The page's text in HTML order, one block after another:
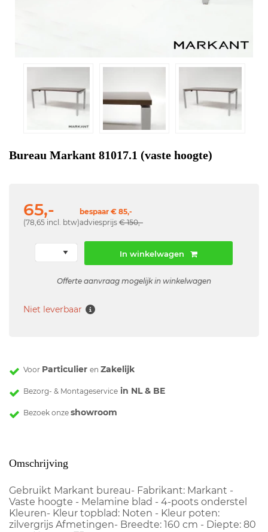
Bureau Markant 81017.1 (vaste hoogte)
65,-
(78,65 incl. btw)
bespaar € 85,-
adviesprijs € 150,-
In winkelwagen
Offerte aanvraag mogelijk in winkelwagen
Niet leverbaar
Voor Particulier en Zakelijk
Bezorg- & Montageservice in NL & BE
Bezoek onze showroom
Omschrijving
Gebruikt Markant bureau- Fabrikant: Markant -
Vaste hoogte - Melamine blad - 4-poots onderstel
Kleuren- Kleur topblad: Noten - Kleur poten:
zilvergrijs Afmetingen- Breedte: 160 cm - Diepte: 80